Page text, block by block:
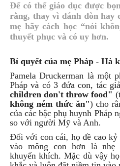
Để có thể giáo dục được
rằng, thay vì đánh đòn hay
mẹ hãy cách học “nói
thuyết phục và có uy hơn.
Bí quyết của mẹ Pháp - Hà
Pamela Druckerman là một
Pháp và có 3 đứa con, tác
children don't throw food"
không ném thức ăn") cho
của các bậc phụ huynh Pháp
so với người Mỹ và Anh.
Đối với con cái, họ đề cao kỷ
vào mông con hơn là nhẹ
khuyến khích. Mặc dù vậy